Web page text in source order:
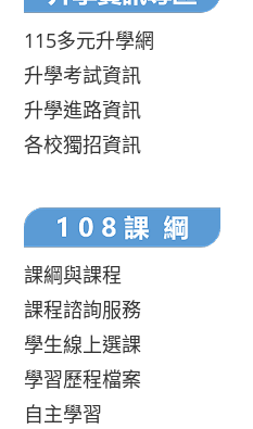
115多元升學網
升學考試資訊
升學進路資訊
各校獨招資訊
課綱與課程
課程諮詢服務
學生線上選課
學習歷程檔案
自主學習